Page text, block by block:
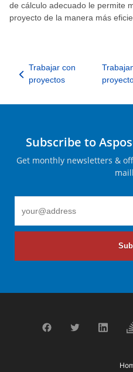
de cálculo adecuado le permite
proyecto de la manera más
Trabajar con
proyectos
Subscribe to
Get monthly newsletters &